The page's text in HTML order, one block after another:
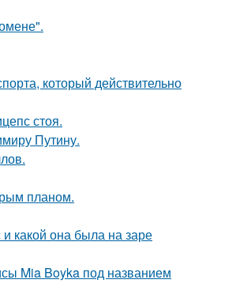
который действительно
стоя.
Путину.
планом.
какой она была на заре
Mia Boyka под названием